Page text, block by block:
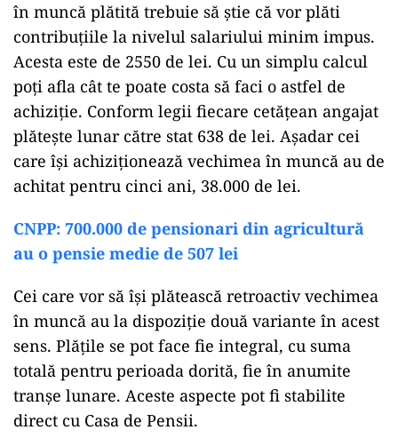
în muncă plătită trebuie să știe că vor plăti
contribuțiile la nivelul salariului minim impus.
Acesta este de 2550 de lei. Cu un simplu calcul
poți afla cât te poate costa să faci o astfel de
achiziție. Conform legii fiecare cetățean angajat
plătește lunar către stat 638 de lei. Așadar cei
care își achiziționează vechimea în muncă au de
achitat pentru cinci ani, 38.000 de lei.
CNPP: 700.000 de pensionari din agricultură
au o pensie medie de 507 lei
Cei care vor să își plătească retroactiv vechimea
în muncă au la dispoziție două variante în acest
sens. Plățile se pot face fie integral, cu suma
totală pentru perioada dorită, fie în anumite
tranșe lunare. Aceste aspecte pot fi stabilite
direct cu Casa de Pensii.